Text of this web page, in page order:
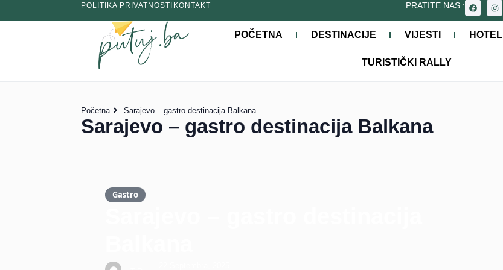
POLITIKA PRIVATNOSTIKONTAKT PRATITE NAS :
POČETNA DESTINACIJE VIJESTI HOTELI
TURISTIČKI RALLY
Početna Sarajevo – gastro destinacija Balkana
Sarajevo – gastro destinacija Balkana
Gastro